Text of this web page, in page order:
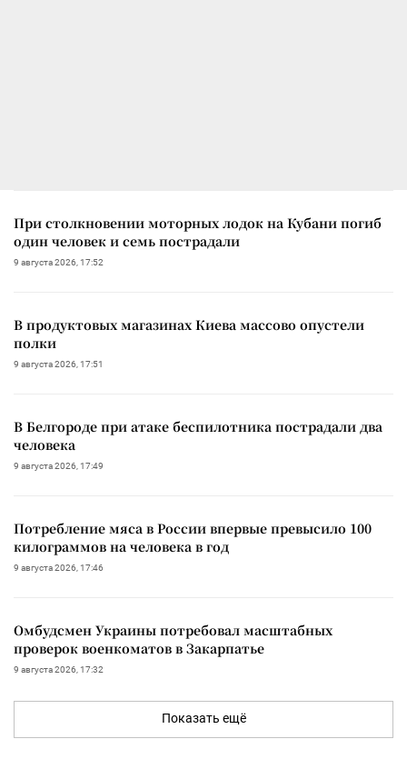
При столкновении моторных лодок на Кубани погиб
один человек и семь пострадали
9 августа 2026, 17:52
В продуктовых магазинах Киева массово опустели
полки
9 августа 2026, 17:51
В Белгороде при атаке беспилотника пострадали два
человека
9 августа 2026, 17:49
Потребление мяса в России впервые превысило 100
килограммов на человека в год
9 августа 2026, 17:46
Омбудсмен Украины потребовал масштабных
проверок военкоматов в Закарпатье
9 августа 2026, 17:32
Показать ещё